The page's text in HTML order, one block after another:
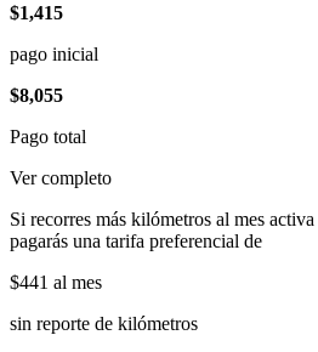
$1,415
pago inicial
$8,055
Pago total
Ver completo
Si recorres más kilómetros al mes
pagarás una tarifa preferencial de
$441 al mes
sin reporte de kilómetros